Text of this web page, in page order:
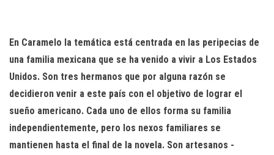
En Caramelo la temática está centrada en las peripecias de
una familia mexicana que se ha venido a vivir a Los Estados
Unidos. Son tres hermanos que por alguna razón se
decidieron venir a este país con el objetivo de lograr el
sueño americano. Cada uno de ellos forma su familia
independientemente, pero los nexos familiares se
mantienen hasta el final de la novela. Son artesanos -